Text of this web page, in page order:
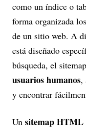
como un índice o
forma organizada
de un sitio web. A
está diseñado
búsqueda, el
usuarios humanos,
y encontrar
Un sitemap HTML